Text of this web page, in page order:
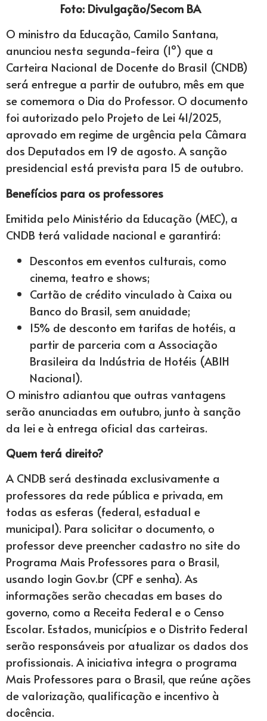
Foto: Divulgação/Secom BA
O ministro da Educação, Camilo Santana,
anunciou nesta segunda-feira (1º) que a
Carteira Nacional de Docente do Brasil (CNDB)
será entregue a partir de outubro, mês em que
se comemora o Dia do Professor. O documento
foi autorizado pelo Projeto de Lei 41/2025,
aprovado em regime de urgência pela Câmara
dos Deputados em 19 de agosto. A sanção
presidencial está prevista para 15 de outubro.
Benefícios para os professores
Emitida pelo Ministério da Educação (MEC), a
CNDB terá validade nacional e garantirá:
Descontos em eventos culturais, como
cinema, teatro e shows;
Cartão de crédito vinculado à Caixa ou
Banco do Brasil, sem anuidade;
15% de desconto em tarifas de hotéis, a
partir de parceria com a Associação
Brasileira da Indústria de Hotéis (ABIH
Nacional).
O ministro adiantou que outras vantagens
serão anunciadas em outubro, junto à sanção
da lei e à entrega oficial das carteiras.
Quem terá direito?
A CNDB será destinada exclusivamente a
professores da rede pública e privada, em
todas as esferas (federal, estadual e
municipal). Para solicitar o documento, o
professor deve preencher cadastro no site do
Programa Mais Professores para o Brasil,
usando login Gov.br (CPF e senha). As
informações serão checadas em bases do
governo, como a Receita Federal e o Censo
Escolar. Estados, municípios e o Distrito Federal
serão responsáveis por atualizar os dados dos
profissionais. A iniciativa integra o programa
Mais Professores para o Brasil, que reúne ações
de valorização, qualificação e incentivo à
docência.